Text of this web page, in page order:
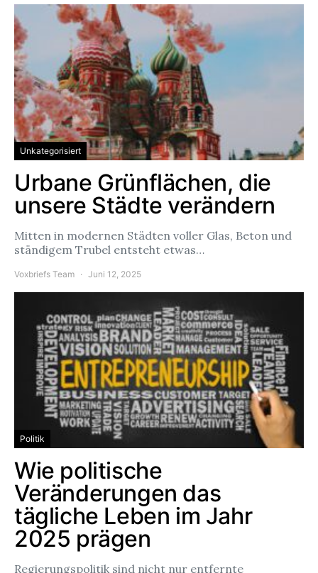
Unkategorisiert
Urbane Grünflächen, die
unsere Städte verändern
Mitten in modernen Städten voller Glas, Beton und
ständigem Trubel entsteht etwas…
Voxbriefs Team Juni 12, 2025
Politik
Wie politische
Veränderungen das
tägliche Leben im Jahr
2025 prägen
Regierungspolitik sind nicht nur entfernte